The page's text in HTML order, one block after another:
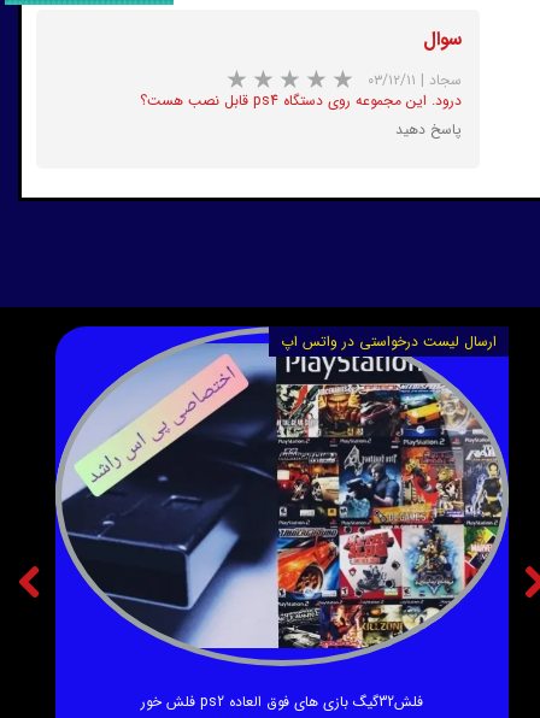
★
سوال
سجاد | ۰۳/۱۲/۱۱
درود. این مجموعه روی دستگاه ps4 قابل نصب هست؟
پاسخ دهید
فلش32گیگ بازی های فوق العاده ps2 فلش خور
ارسال لیست درخواستی در واتس اپ